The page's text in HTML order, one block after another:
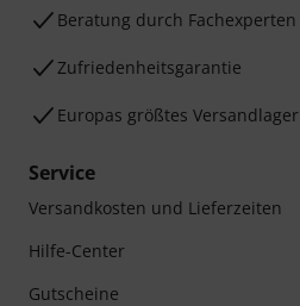
Beratung durch Fachexperten
Zufriedenheitsgarantie
Europas größtes Versandlager
Service
Versandkosten und Lieferzeiten
Hilfe-Center
Gutscheine